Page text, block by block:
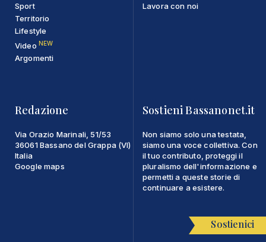
Sport
Territorio
Lifestyle
Video NEW
Argomenti
Lavora con noi
Redazione
Via Orazio Marinali, 51/53
36061 Bassano del Grappa (VI)
Italia
Google maps
Sostieni Bassanonet.it
Non siamo solo una testata,
siamo una voce collettiva. Con
il tuo contributo, proteggi il
pluralismo dell'informazione e
permetti a queste storie di
continuare a esistere.
Sostienici